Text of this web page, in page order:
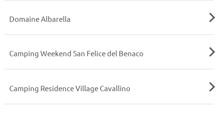
Domaine Albarella
Camping Weekend San Felice del Benaco
Camping Residence Village Cavallino